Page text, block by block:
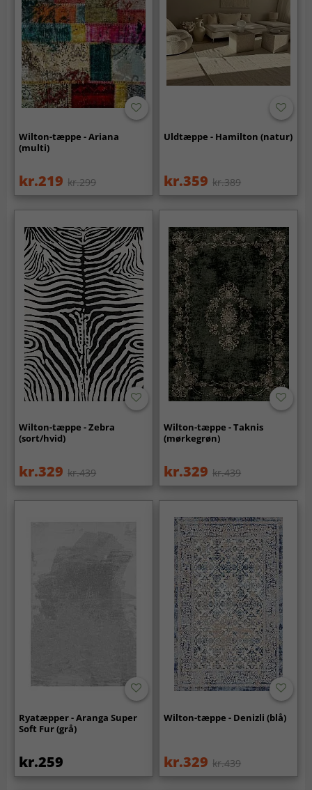
Wilton-tæppe - Ariana
(multi)
kr.219 kr.299
Uldtæppe - Hamilton (natur)
kr.359 kr.389
Wilton-tæppe - Zebra
(sort/hvid)
kr.329 kr.439
Wilton-tæppe - Taknis
(mørkegrøn)
kr.329 kr.439
Ryatæpper - Aranga Super
Soft Fur (grå)
kr.259
Wilton-tæppe - Denizli (blå)
kr.329 kr.439